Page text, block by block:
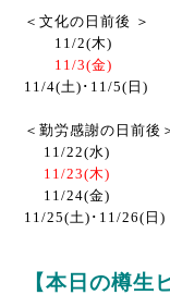
＜文化の日前後 ＞
11/2(木) 通常
11/3(金) 祝
11/4(土)･11/5(日)
＜勤労感謝の日前後
11/22(水) 通
11/23(木) 祝
11/24(金) 通
11/25(土)･11/26(
【本日の樽生